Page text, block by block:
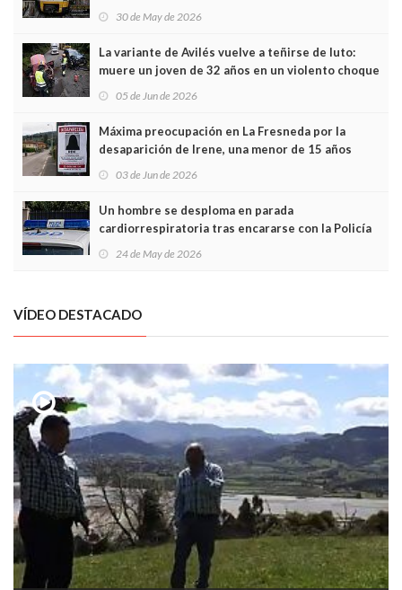
sobrecoste de los trenes que no cabían por los
30 de May de 2026
La variante de Avilés vuelve a teñirse de luto:
muere un joven de 32 años en un violento choque
frontal
05 de Jun de 2026
Máxima preocupación en La Fresneda por la
desaparición de Irene, una menor de 15 años
03 de Jun de 2026
Un hombre se desploma en parada
cardiorrespiratoria tras encararse con la Policía
Local en Luanco
24 de May de 2026
VÍDEO DESTACADO